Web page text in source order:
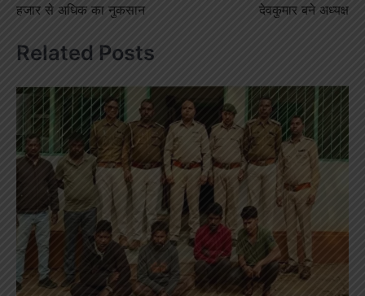
हजार से अधिक का नुकसान
देवकुमार बने अध्यक्ष
Related Posts